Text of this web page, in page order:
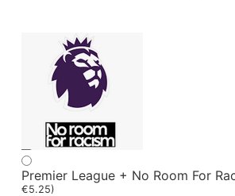
Premier League + No Room For
€5.25)